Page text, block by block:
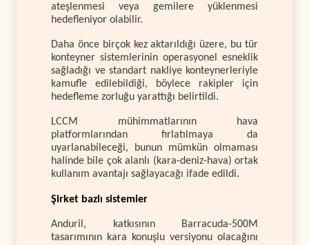
ateşlenmesi veya gemilere yüklenmesi
hedefleniyor olabilir.
Daha önce birçok kez aktarıldığı üzere, bu tür
konteyner sistemlerinin operasyonel esneklik
sağladığı ve standart nakliye konteynerleriyle
kamufle edilebildiği, böylece rakipler için
hedefleme zorluğu yarattığı belirtildi.
LCCM mühimmatlarının hava
platformlarından fırlatılmaya da
uyarlanabileceği, bunun mümkün olmaması
halinde bile çok alanlı (kara-deniz-hava) ortak
kullanım avantajı sağlayacağı ifade edildi.
Şirket bazlı sistemler
Anduril, katkısının Barracuda-500M
tasarımının kara konuşlu versiyonu olacağını